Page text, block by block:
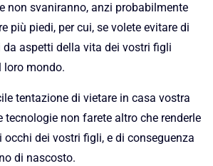
non svaniranno, anzi probabilmente
più piedi, per cui, se volete evitare di
aspetti della vita dei vostri figli
loro mondo.
tentazione di vietare in casa vostra
tecnologie non farete altro che renderle
dei vostri figli, e di conseguenza
di nascosto.